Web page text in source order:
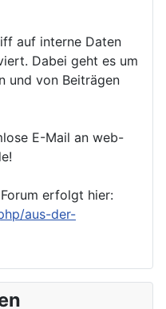
auf interne Daten
Dabei geht es um
und von Beiträgen
E-Mail an web-
erfolgt hier:
aus-der-